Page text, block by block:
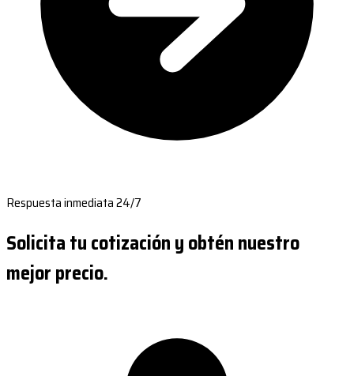
Respuesta inmediata 24/7
Solicita tu cotización y obtén nuestro
mejor precio.